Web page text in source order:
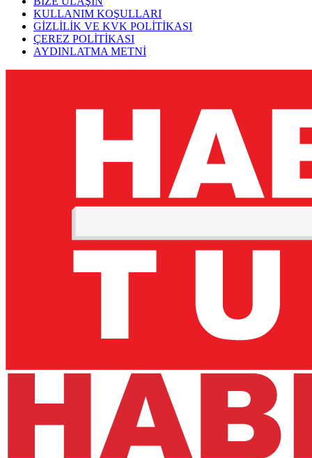
KULLANIM KOŞULLARI
GİZLİLİK VE KVK POLİTİKASI
ÇEREZ POLİTİKASI
AYDINLATMA METNİ